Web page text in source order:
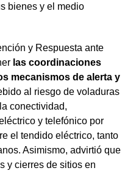
bienes y el medio
y Respuesta ante
las coordinaciones
mecanismos de alerta y
al riesgo de voladuras
conectividad,
y telefónico por
el tendido eléctrico, tanto
Asimismo, advirtió que
y cierres de sitios en